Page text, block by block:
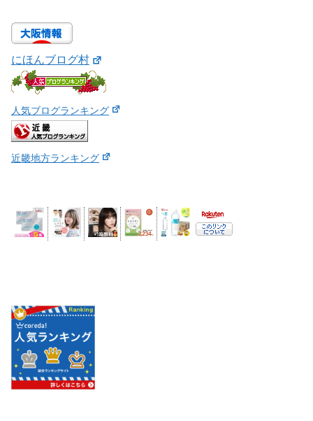
にほんブログ村
人気ブログランキング
近畿地方ランキング